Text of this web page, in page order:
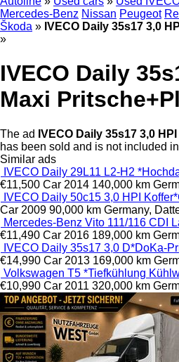
Mercedes-Benz Nissan Peugeot
Škoda » IVECO Daily 35s17 3,0
»
IVECO Daily
Maxi
The ad IVECO Daily 35s17 3,0
has been sold and is not included
Similar ads
IVECO Daily 29L11 L2-H2
€11,500 Car 2014 140,000 km
IVECO Daily 50c15 3,0 HPI
Car 2009 90,000 km Germany,
Mercedes-Benz Vito 111/116 CDI
€11,490 Car 2016 189,000 km
IVECO Daily 35s17 3,0 D*DoKa-
€14,990 Car 2013 169,000 km
Volkswagen T5 *Tiefkühlung
€10,990 Car 2011 320,000 km